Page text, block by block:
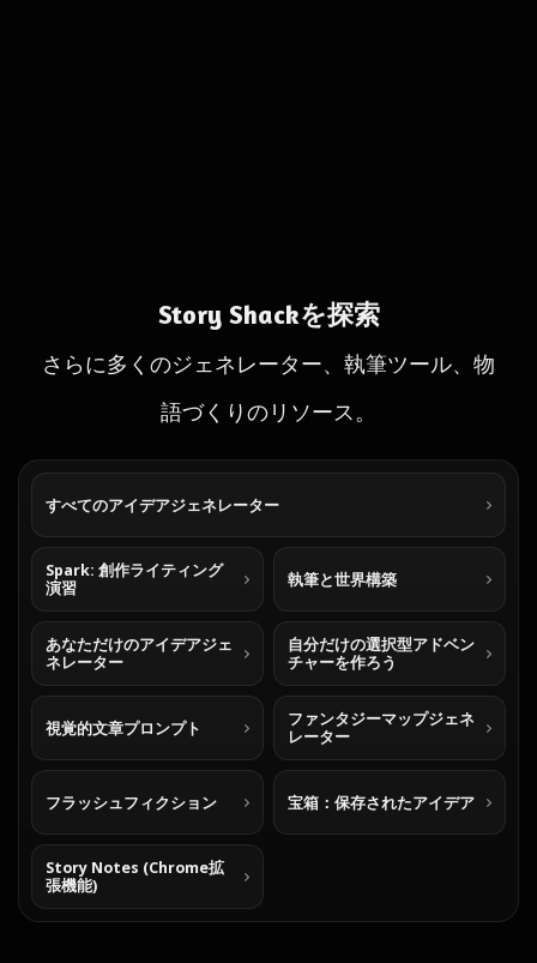
Story Shackを探索
さらに多くのジェネレーター、執筆ツール、物
語づくりのリソース。
すべてのアイデアジェネレーター
Spark: 創作ライティング
演習
執筆と世界構築
あなただけのアイデアジェ
ネレーター
自分だけの選択型アドベン
チャーを作ろう
視覚的文章プロンプト
ファンタジーマップジェネ
レーター
フラッシュフィクション 宝箱：保存されたアイデア
Story Notes (Chrome拡
張機能)